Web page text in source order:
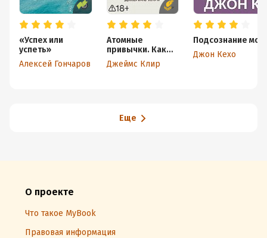
«Успех или
успеть»
Алексей Гончаров
Атомные
привычки. Как
приобрести
хорошие
Джеймс Клир
Подсознание
Джон Кехо
Еще
О проекте
Что такое MyBook
Правовая информация